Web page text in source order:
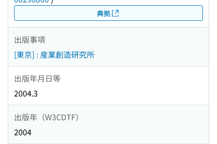
典拠
出版事項
[東京] : 産業創造研究所
出版年月日等
2004.3
出版年（W3CDTF）
2004